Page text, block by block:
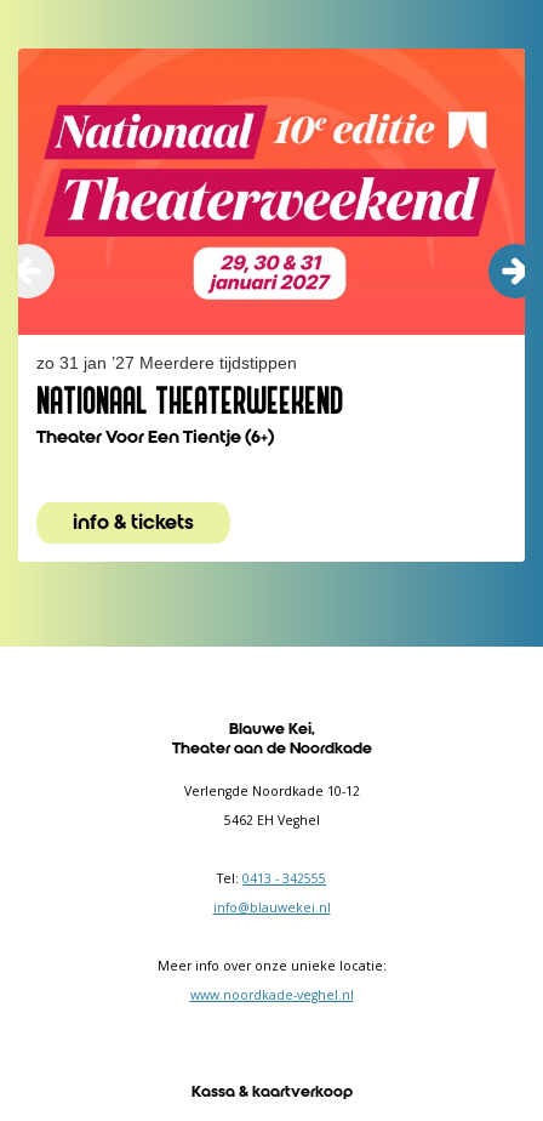
NATIONAAL THEATERWEEKEND
Theater Voor Een Tientje (6+)
zo 31 jan ’27 Meerdere tijdstippen
info & tickets
Blauwe Kei,
Theater aan de Noordkade
Verlengde Noordkade 10-12
5462 EH Veghel
Tel: 0413 - 342555
info@blauwekei.nl
Meer info over onze unieke locatie:
www.noordkade-veghel.nl
Kassa & kaartverkoop